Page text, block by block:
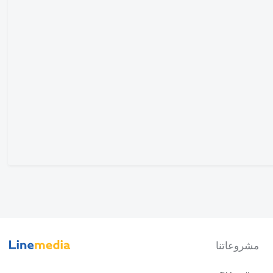
مشروعاتنا